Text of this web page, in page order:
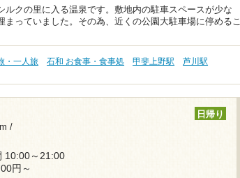
ルクの里に入る温泉です。敷地内の駐車スペースが少な
まっていました。その為、近くの公園大駐車場に停めるこ
・一人旅 石和 お食事・食事処 甲斐上野駅
芦川駅
/
日帰り
10:00～21:00
円～